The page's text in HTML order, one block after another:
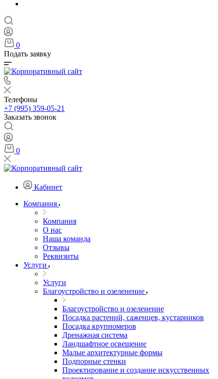
0
Подать заявку
Телефоны
+7 (995) 359-05-21
Заказать звонок
0
Кабинет
Компания
Компания
О нас
Наша команда
Отзывы
Реквизиты
Услуги
Услуги
Благоустройство и озеленение
Благоустройство и озеленение
Посадка растений, саженцев, кустарников
Посадка крупномеров
Дренажная система
Ландшафтное освещение
Малые архитектурные формы
Подпорные стенки
Проектирование и создание искусственных